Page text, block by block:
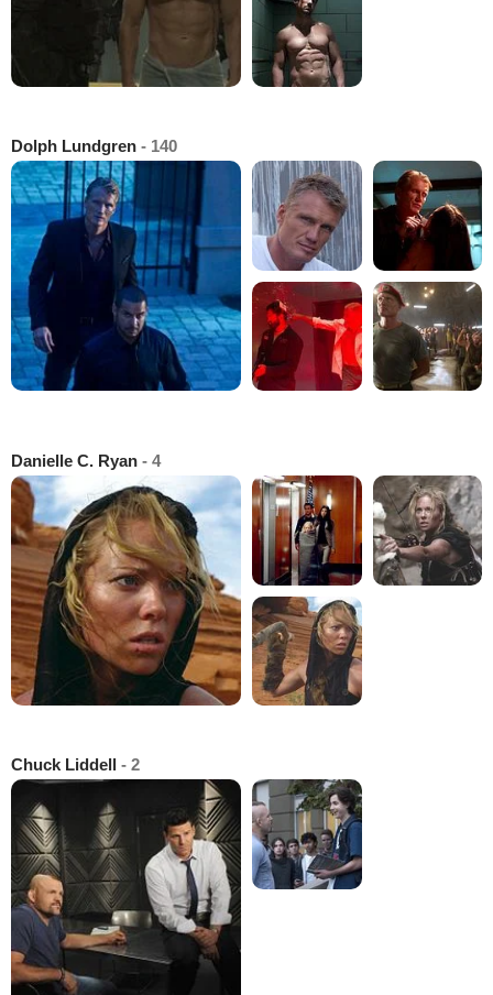
Dolph Lundgren - 140
Danielle C. Ryan - 4
Chuck Liddell - 2